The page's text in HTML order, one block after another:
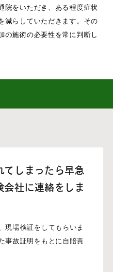
院をいただき、ある程度症状
減らしていただきます。その
の施術の必要性を常に判断し
てしまったら早急
会社に連絡をしま
現場検証をしてもらいま
事故証明をもとに自賠責